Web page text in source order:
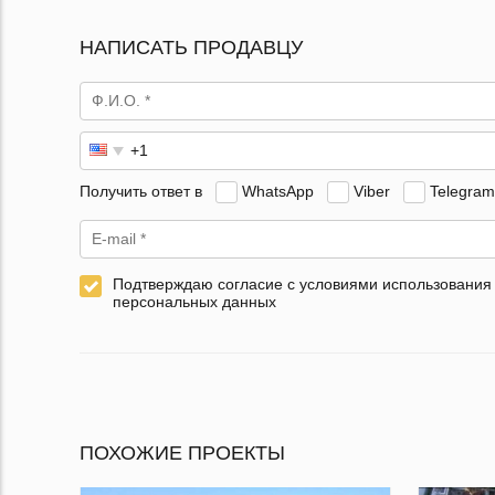
НАПИСАТЬ ПРОДАВЦУ
Получить ответ в WhatsApp Viber Telegram
Подтверждаю согласие с условиями использования
персональных данных
ПОХОЖИЕ ПРОЕКТЫ